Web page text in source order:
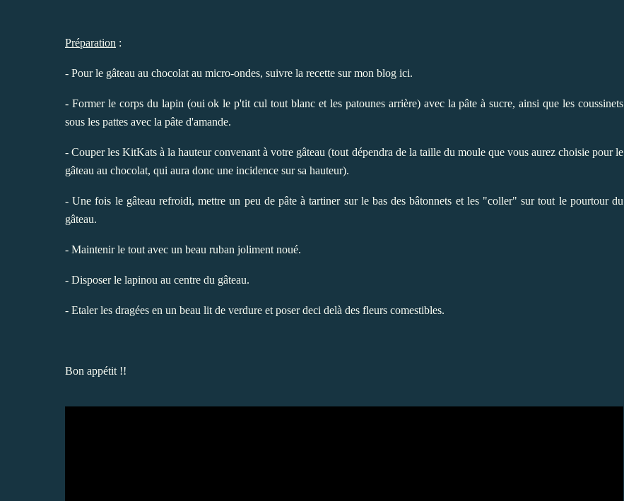
Préparation :
- Pour le gâteau au chocolat au micro-ondes, suivre la recette sur mon blog ici.
- Former le corps du lapin (oui ok le p'tit cul tout blanc et les patounes arrière) avec la pâte à sucre, ainsi que les coussinets
sous les pattes avec la pâte d'amande.
- Couper les KitKats à la hauteur convenant à votre gâteau (tout dépendra de la taille du moule que vous aurez choisie pour le
gâteau au chocolat, qui aura donc une incidence sur sa hauteur).
- Une fois le gâteau refroidi, mettre un peu de pâte à tartiner sur le bas des bâtonnets et les "coller" sur tout le pourtour du
gâteau.
- Maintenir le tout avec un beau ruban joliment noué.
- Disposer le lapinou au centre du gâteau.
- Etaler les dragées en un beau lit de verdure et poser deci delà des fleurs comestibles.
Bon appétit !!